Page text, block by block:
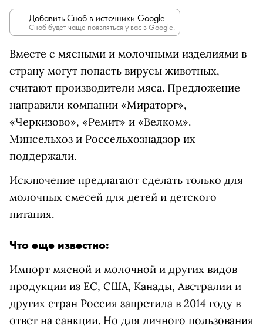
Добавить Сноб в источники Google
Сноб будет чаще появляться у вас в Google.
Вместе с мясными и молочными изделиями в
страну могут попасть вирусы животных,
считают производители мяса. Предложение
направили компании «Мираторг»,
«Черкизово», «Ремит» и «Велком».
Минсельхоз и Россельхознадзор их
поддержали.
Исключение предлагают сделать только для
молочных смесей для детей и детского
питания.
Что еще известно:
Импорт мясной и молочной и других видов
продукции из ЕС, США, Канады, Австралии и
других стран Россия запретила в 2014 году в
ответ на санкции. Но для личного пользования